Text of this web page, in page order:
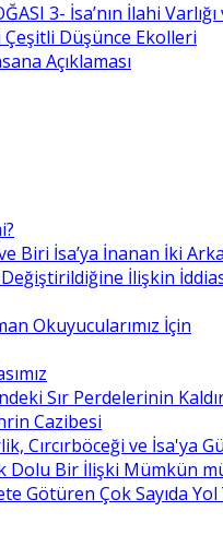
3- İsa’nın İlahi Varlığı
Çeşitli Düşünce Ekolleri
Açıklaması
Biri İsa’ya İnanan İki
Değiştirildiğine İlişkin
Okuyucularımız İçin
Sır Perdelerinin
Cazibesi
Cırcırböceği ve İsa'ya
Dolu Bir İlişki Mümkün
Götüren Çok Sayıda